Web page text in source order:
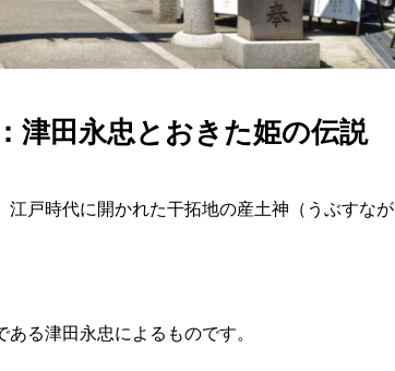
津田永忠とおきた姫の伝説
戸時代に開かれた干拓地の産土神（うぶすなが
る津田永忠によるものです。